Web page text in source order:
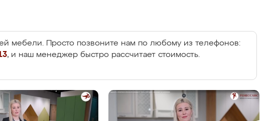
мебели. Просто позвоните нам по любому из телефонов:
, и наш менеджер быстро рассчитает стоимость.